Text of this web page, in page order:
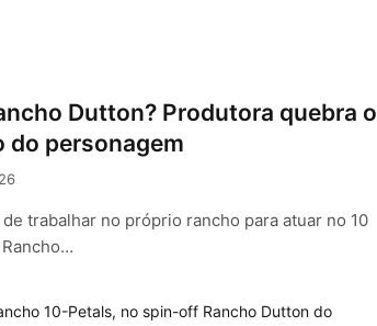
Dutton? Produtora quebra o
do personagem
trabalhar no próprio rancho para atuar no 10